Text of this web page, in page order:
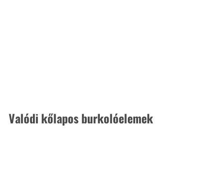
Valódi kőlapos burkolóelemek